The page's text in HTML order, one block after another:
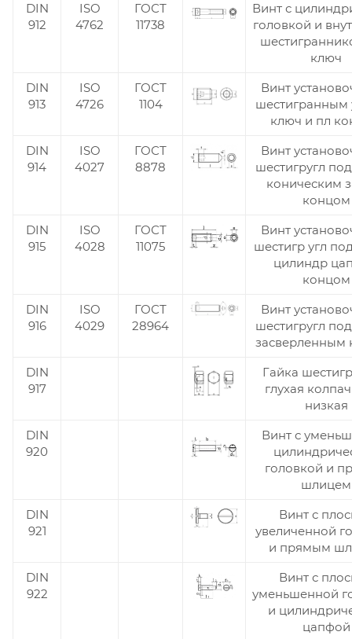
DIN
912
ISO
4762
ГОСТ
11738
Винт с
головкой и
ключ
DIN
913
ISO
4726
ГОСТ
1104
Винт
шестигранным
ключ и пл
DIN
914
ISO
4027
ГОСТ
8878
Винт
шестигругл
коническим
концом
DIN
915
ISO
4028
ГОСТ
11075
Винт
шестигр угл
цилиндр
концом
DIN
916
ISO
4029
ГОСТ
28964
Винт
шестигругл
засверленным
DIN
917
Гайка
глухая
низкая
DIN
920
Винт с
головкой и
шлицем
DIN
921
Винт с
увеличенной
и прямым
DIN
922
Винт с
уменьшенной
и
цапфой